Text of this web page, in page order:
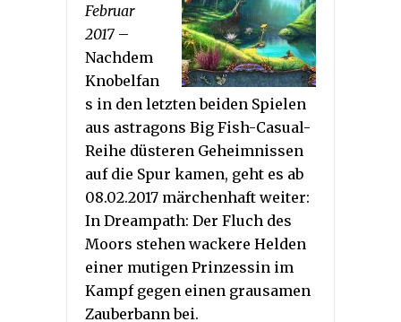
Februar
2017 –
Nachdem
Knobelfan
s in den letzten beiden Spielen
aus astragons Big Fish-Casual-
Reihe düsteren Geheimnissen
auf die Spur kamen, geht es ab
08.02.2017 märchenhaft weiter:
In Dreampath: Der Fluch des
Moors stehen wackere Helden
einer mutigen Prinzessin im
Kampf gegen einen grausamen
Zauberbann bei.